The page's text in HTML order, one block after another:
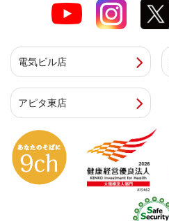
電気ビル店
アピタ東店